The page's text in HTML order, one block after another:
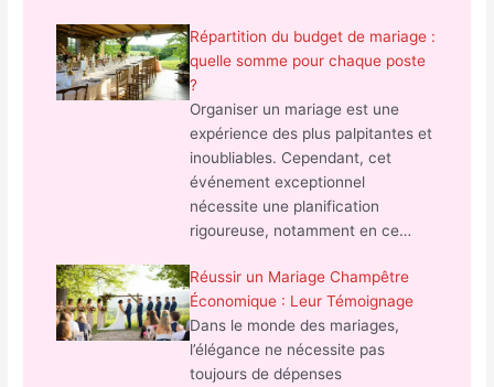
Répartition du budget de mariage :
quelle somme pour chaque poste
?
Organiser un mariage est une
expérience des plus palpitantes et
inoubliables. Cependant, cet
événement exceptionnel
nécessite une planification
rigoureuse, notamment en ce…
Réussir un Mariage Champêtre
Économique : Leur Témoignage
Dans le monde des mariages,
l’élégance ne nécessite pas
toujours de dépenses